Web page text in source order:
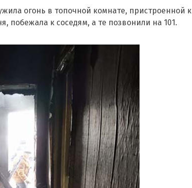
огонь в топочной комнате, пристроенной к
побежала к соседям, а те позвонили на 101.